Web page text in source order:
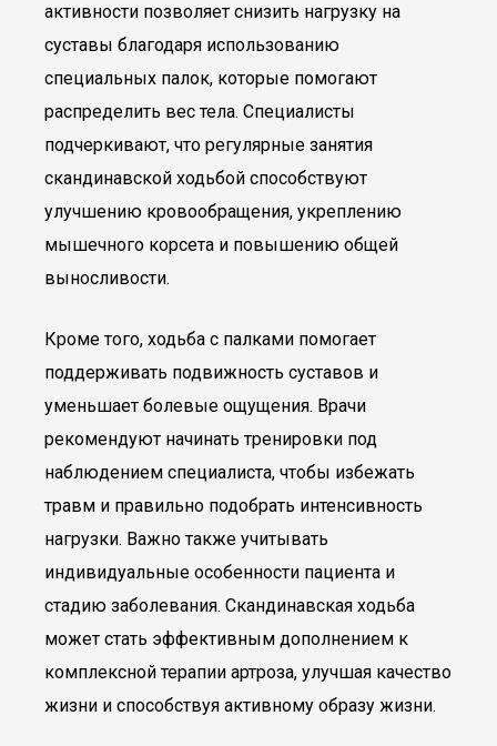
активности позволяет снизить нагрузку на
суставы благодаря использованию
специальных палок, которые помогают
распределить вес тела. Специалисты
подчеркивают, что регулярные занятия
скандинавской ходьбой способствуют
улучшению кровообращения, укреплению
мышечного корсета и повышению общей
выносливости.
Кроме того, ходьба с палками помогает
поддерживать подвижность суставов и
уменьшает болевые ощущения. Врачи
рекомендуют начинать тренировки под
наблюдением специалиста, чтобы избежать
травм и правильно подобрать интенсивность
нагрузки. Важно также учитывать
индивидуальные особенности пациента и
стадию заболевания. Скандинавская ходьба
может стать эффективным дополнением к
комплексной терапии артроза, улучшая качество
жизни и способствуя активному образу жизни.